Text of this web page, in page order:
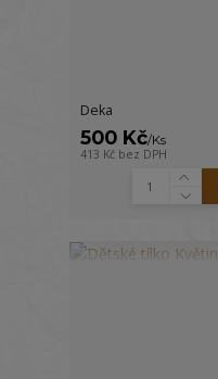
Deka
500 Kč/Ks
413 Kč bez DPH